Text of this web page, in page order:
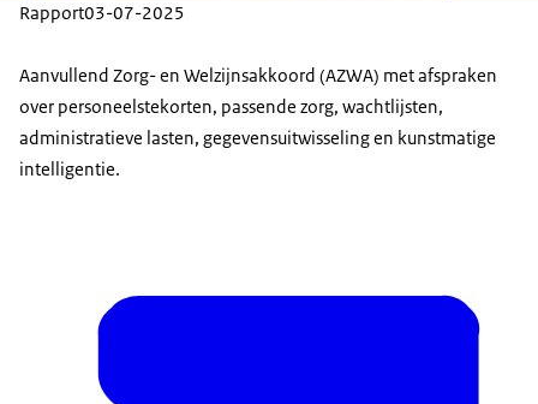
Rapport03-07-2025
Aanvullend Zorg- en Welzijnsakkoord (AZWA) met afspraken
over personeelstekorten, passende zorg, wachtlijsten,
administratieve lasten, gegevensuitwisseling en kunstmatige
intelligentie.